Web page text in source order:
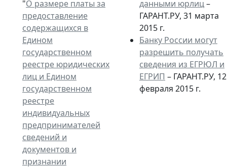
"О размере платы за
предоставление
содержащихся в
Едином
государственном
реестре юридических
лиц и Едином
государственном
реестре
индивидуальных
предпринимателей
сведений и
документов и
признании
данными юрлиц–
ГАРАНТ.РУ, 31 марта
2015 г.
Банку России могут
разрешить получать
сведения из ЕГРЮЛ и
ЕГРИП – ГАРАНТ.РУ, 12
февраля 2015 г.